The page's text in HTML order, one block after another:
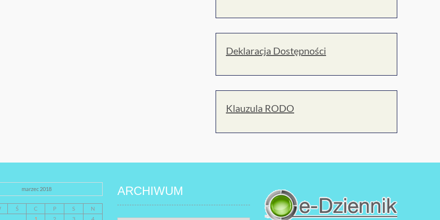
Deklaracja Dostępności
Klauzula RODO
marzec 2018
Ś C P S
N
ARCHIWUM